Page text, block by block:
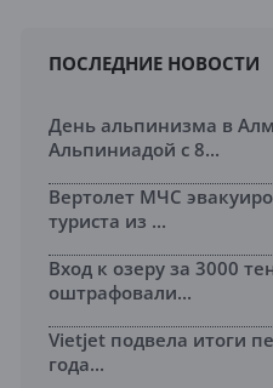
ПОСЛЕДНИЕ НОВОСТИ
День альпинизма в
Альпиниадой с 8...
Вертолет МЧС
туриста из ...
Вход к озеру за 3000
оштрафовали...
Vietjet подвела итоги
года...